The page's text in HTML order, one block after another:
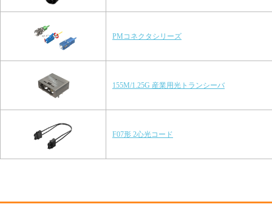
PMコネクタシリーズ
155M/1.25G 産業用光トランシーバ
F07形 2心光コード